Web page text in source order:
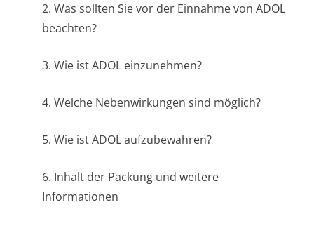
2. Was sollten Sie vor der Einnahme von ADOL
beachten?
3. Wie ist ADOL einzunehmen?
4. Welche Nebenwirkungen sind möglich?
5. Wie ist ADOL aufzubewahren?
6. Inhalt der Packung und weitere
Informationen